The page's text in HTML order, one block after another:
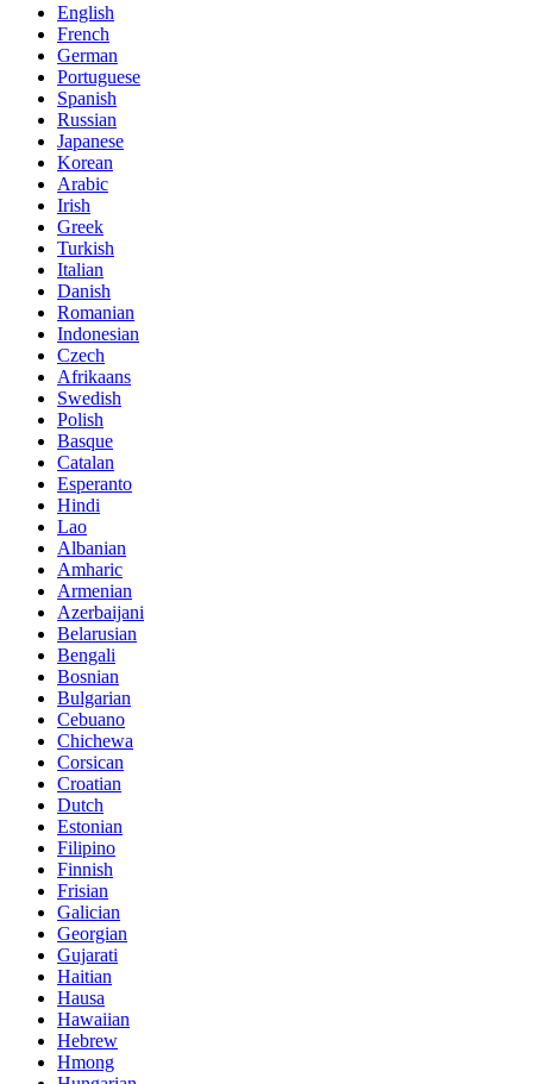
English
French
German
Portuguese
Spanish
Russian
Japanese
Korean
Arabic
Irish
Greek
Turkish
Italian
Danish
Romanian
Indonesian
Czech
Afrikaans
Swedish
Polish
Basque
Catalan
Esperanto
Hindi
Lao
Albanian
Amharic
Armenian
Azerbaijani
Belarusian
Bengali
Bosnian
Bulgarian
Cebuano
Chichewa
Corsican
Croatian
Dutch
Estonian
Filipino
Finnish
Frisian
Galician
Georgian
Gujarati
Haitian
Hausa
Hawaiian
Hebrew
Hmong